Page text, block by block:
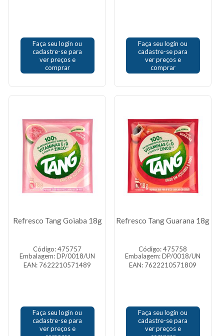
Faça seu login ou
cadastre-se para
ver preços e
comprar
Faça seu login ou
cadastre-se para
ver preços e
comprar
Refresco Tang Goiaba 18g
Código: 475757
Embalagem: DP/0018/UN
EAN: 7622210571489
Faça seu login ou
cadastre-se para
ver preços e
Refresco Tang Guarana 18g
Código: 475758
Embalagem: DP/0018/UN
EAN: 7622210571809
Faça seu login ou
cadastre-se para
ver preços e